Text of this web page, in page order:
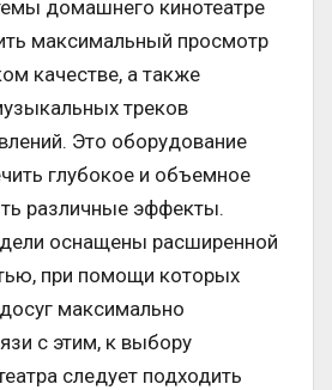
домашнего кинотеатре
максимальный просмотр
качестве, а также
треков
Это оборудование
глубокое и объемное
различные эффекты.
оснащены расширенной
при помощи которых
максимально
с этим, к выбору
следует подходить